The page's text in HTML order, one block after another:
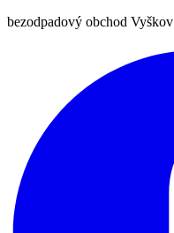
bezodpadový obchod Vyškov